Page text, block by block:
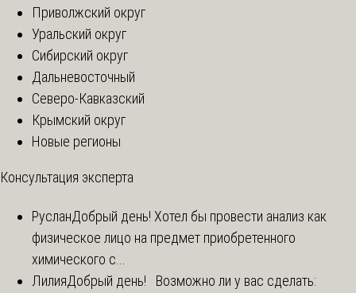
Приволжский округ
Уральский округ
Сибирский округ
Дальневосточный
Северо-Кавказский
Крымский округ
Новые регионы
Консультация эксперта
РусланДобрый день! Хотел бы провести анализ как
физическое лицо на предмет приобретенного
химического с...
ЛилияДобрый день! Возможно ли у вас сделать: